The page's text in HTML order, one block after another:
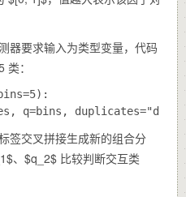
器要求输入为类型变量，代码
：
签交叉拼接生成新的组合分
、$q_2$ 比较判断交互类